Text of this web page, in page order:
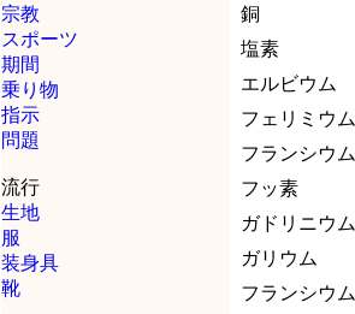
宗教
スポーツ
期間
乗り物
指示
問題
流行
生地
服
装身具
靴
銅
塩素
エルビウム
フェリミウム
フランシウム
フッ素
ガドリニウム
ガリウム
フランシウム